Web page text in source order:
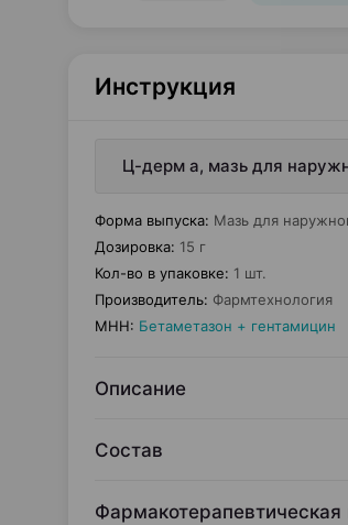
Инструкция
Ц-дерм а, мазь для
Форма выпуска: Мазь для
Дозировка: 15 г
Кол-во в упаковке: 1 шт.
Производитель: Фармтехнология
МНН: Бетаметазон + гентамицин
Описание
Состав
Фармакотерапевтическая